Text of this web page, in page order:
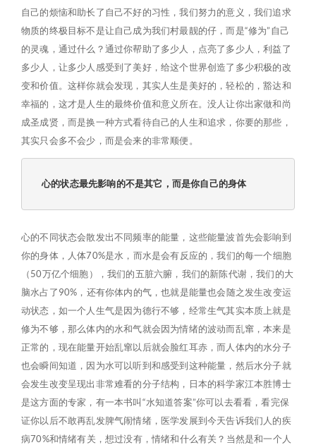
自己的烦恼和助长了自己不好的习性，我们努力的意义，我们追求
物质的终极目标不是让自己成为我们村最靓的仔，而是“修为”自己
的灵魂，通过什么？通过你帮助了多少人，点亮了多少人，利益了
多少人，让多少人感受到了美好，给这个世界创造了多少积极的改
变和价值。这样你就会发现，其实人生是美好的，轻松的，豁达和
幸福的，这才是人生的最终价值和意义所在。没人让你出家做和尚
成圣成贤，而是换一种方式看待自己的人生和追求，你要的那些，
其实只会多不会少，而是会来的非常顺便。
心的状态最先影响的不是其它，而是你自己的身体
心的不同状态会散发出不同频率的能量，这些能量波首先会影响到
你的身体，人体70%是水，而水是会有反应的，我们的每一个细胞
（50万亿个细胞），我们的五脏六腑，我们的新陈代谢，我们的大
脑水占了90%，还有你体内的气，也就是能量也会随之发生改变运
动状态，如一个人生气是因为德行不够，经常生气其实本质上就是
修为不够，那么体内的水和气就会因为情绪的波动而乱窜，本来是
正常的，现在能量开始乱窜以后就会脸红耳赤，而人体内的水分子
也会瞬间知道，因为水可以听到和感受到这种能量，然后水分子就
会发生改变呈现出非常难看的分子结构，日本的科学家江本胜博士
是这方面的专家，有一本书叫“水知道答案”你可以去看看，看完保
证你以后不敢再乱发脾气闹情绪，医学发展到今天告诉我们人的疾
病70%和情绪有关，想过没有，情绪和什么有关？当然是和一个人